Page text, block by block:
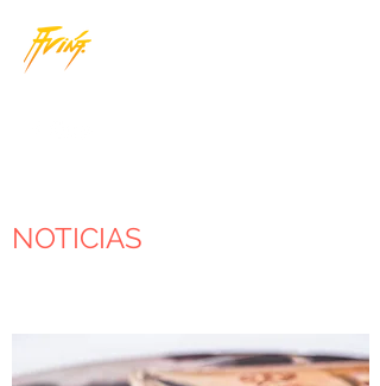
NOTICIAS